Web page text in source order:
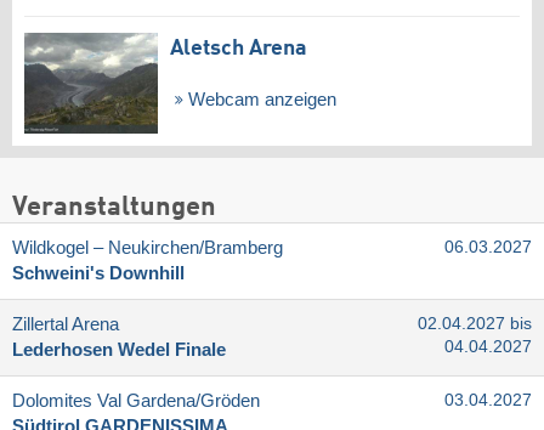
Aletsch Arena
Webcam anzeigen
Veranstaltungen
Wildkogel – Neukirchen/​Bramberg
Schweini's Downhill
06.03.2027
Zillertal Arena
Lederhosen Wedel Finale
02.04.2027 bis
04.04.2027
Dolomites Val Gardena/​Gröden
03.04.2027